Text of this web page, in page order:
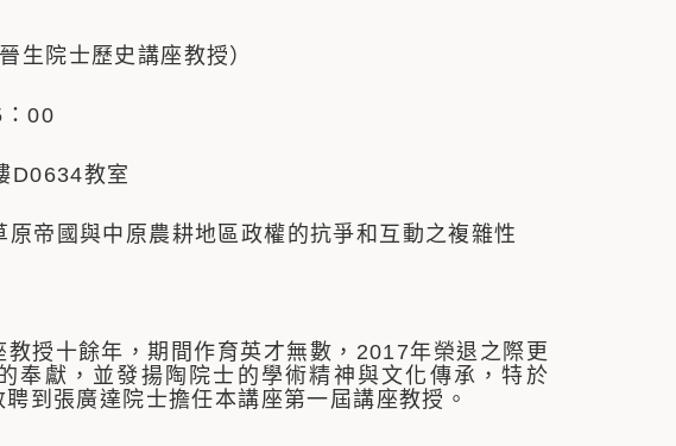
生院士歷史講座教授）
00
D0634教室
帝國與中原農耕地區政權的抗爭和互動之複雜性
授十餘年，期間作育英才無數，2017年榮退之際更
奉獻，並發揚陶院士的學術精神與文化傳承，特於
到張廣達院士擔任本講座第一屆講座教授。